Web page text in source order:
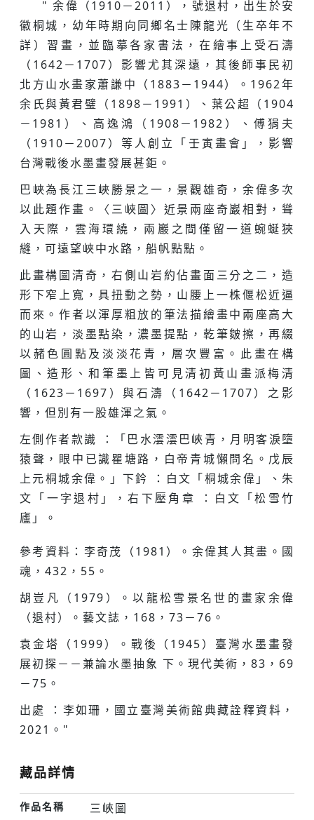
" 余偉（1910－2011），號退村，出生於安
徽桐城，幼年時期向同鄉名士陳龍光（生卒年不
詳）習畫，並臨摹各家書法，在繪事上受石濤
（1642－1707）影響尤其深遠，其後師事民初
北方山水畫家蕭謙中（1883－1944）。1962年
余氏與黃君璧（1898－1991）、葉公超（1904
－1981）、高逸鴻（1908－1982）、傅狷夫
（1910－2007）等人創立「壬寅畫會」，影響
台灣戰後水墨畫發展甚鉅。
巴峽為長江三峽勝景之一，景觀雄奇，余偉多次
以此題作畫。〈三峽圖〉近景兩座奇巖相對，聳
入天際，雲海環繞，兩巖之間僅留一道蜿蜒狹
縫，可遠望峽中水路，船帆點點。
此畫構圖清奇，右側山岩約佔畫面三分之二，造
形下窄上寬，具扭動之勢，山腰上一株偃松近逼
而來。作者以渾厚粗放的筆法描繪畫中兩座高大
的山岩，淡墨點染，濃墨提點，乾筆皴擦，再綴
以赭色圓點及淡淡花青，層次豐富。此畫在構
圖、造形、和筆墨上皆可見清初黃山畫派梅清
（1623－1697）與石濤（1642－1707）之影
響，但別有一股雄渾之氣。
左側作者款識 ：「巴水澐澐巴峽青，月明客淚墮
猿聲，眼中已識瞿塘路，白帝青城懶問名。戊辰
上元桐城余偉。」下鈐 ：白文「桐城余偉」、朱
文「一字退村」，右下壓角章 ：白文「松雪竹
廬」。
參考資料：李奇茂（1981）。余偉其人其畫。國
魂，432，55。
胡豈凡（1979）。以龍松雪景名世的畫家余偉
（退村）。藝文誌，168，73－76。
袁金塔（1999）。戰後（1945）臺灣水墨畫發
展初探－－兼論水墨抽象 下。現代美術，83，69
－75。
出處 ：李如珊，國立臺灣美術館典藏詮釋資料，
2021。"
藏品詳情
作品名稱 三峽圖